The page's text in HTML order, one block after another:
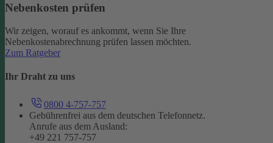
Nebenkosten prüfen
Wir zeigen, worauf es ankommt, wenn Sie Ihre
Nebenkostenabrechnung prüfen lassen möchten.
Zum Ratgeber
Ihr Draht zu uns
0800 4-757-757
Gebührenfrei aus dem deutschen Telefonnetz.
Anrufe aus dem Ausland:
+49 221 757-757